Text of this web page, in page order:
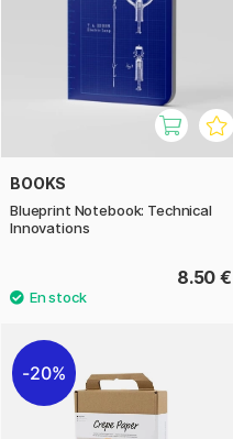
BOOKS
Blueprint Notebook: Technical
Innovations
8.50 €
20%